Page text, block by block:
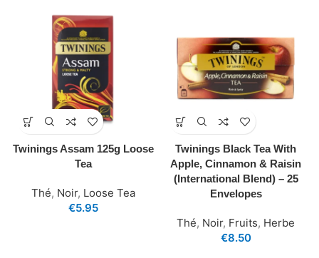
Twinings Assam 125g Loose
Tea
Thé, Noir, Loose Tea
€5.95
Twinings Black Tea With
Apple, Cinnamon & Raisin
(International Blend) – 25
Envelopes
Thé, Noir, Fruits, Herbe
€8.50